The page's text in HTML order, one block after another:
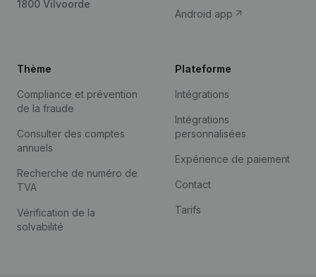
1800 Vilvoorde
Android app
Thème
Compliance et prévention
de la fraude
Consulter des comptes
annuels
Recherche de numéro de
TVA
Vérification de la
solvabilité
Plateforme
Intégrations
Intégrations
personnalisées
Expérience de paiement
Contact
Tarifs